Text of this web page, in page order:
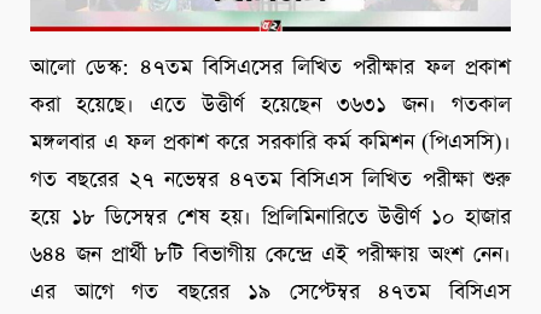
আলো ডেস্ক: ৪৭তম বিসিএসের লিখিত পরীক্ষার ফল প্রকাশ
করা হয়েছে। এতে উত্তীর্ণ হয়েছেন ৩৬৩১ জন। গতকাল
মঙ্গলবার এ ফল প্রকাশ করে সরকারি কর্ম কমিশন (পিএসসি)।
গত বছরের ২৭ নভেম্বর ৪৭তম বিসিএস লিখিত পরীক্ষা শুরু
হয়ে ১৮ ডিসেম্বর শেষ হয়। প্রিলিমিনারিতে উত্তীর্ণ ১০ হাজার
৬৪৪ জন প্রার্থী ৮টি বিভাগীয় কেন্দ্রে এই পরীক্ষায় অংশ নেন।
এর আগে গত বছরের ১৯ সেপ্টেম্বর ৪৭তম বিসিএস